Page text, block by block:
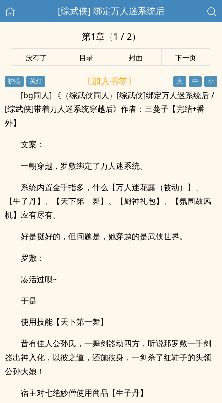
[综武侠] 绑定万人迷系统后
第1章（1 / 2）
没有了 目录 封面 下一页
〔加入书签〕
[bg同人] 《（综武侠同人）[综武侠]绑定万人迷系统后 /
[综武侠]带着万人迷系统穿越后》作者：三蔓子【完结+番
外】
文案：
一朝穿越，罗敷绑定了万人迷系统。
系统内置金手指多，什么【万人迷花露（被动）】、
【生子丹】、【天下第一舞】、【厨神礼包】、【氛围鼓风
机】应有尽有。
好是挺好的，但问题是，她穿越的是武侠世界。
罗敷：
凑活过呗~
于是
使用技能【天下第一舞】
昔有佳人公孙氏，一舞剑器动四方，听说那罗敷一手剑
器出神入化，以彼之道，还施彼身，一剑杀了红鞋子的头领
公孙大娘！
宿主对七绝妙僧使用商品【生子丹】